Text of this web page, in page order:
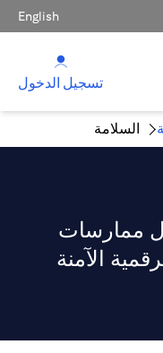
English
تسجيل الدخول
السلامة
ممارسات
الآمنة